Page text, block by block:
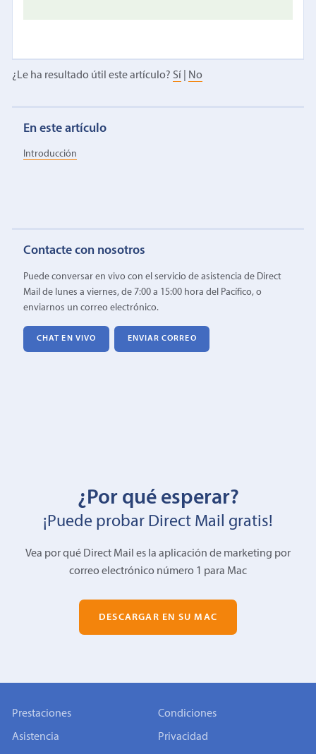
¿Le ha resultado útil este artículo? Sí No
En este artículo
Introducción
Contacte con nosotros
Puede conversar en vivo con el servicio de asistencia de Direct
Mail de lunes a viernes, de 7:00 a 15:00 hora del Pacífico, o
enviarnos un correo electrónico.
CHAT EN VIVO ENVIAR CORREO
¿Por qué esperar?
¡Puede probar Direct Mail gratis!
Vea por qué Direct Mail es la aplicación de marketing por
correo electrónico número 1 para Mac
DESCARGAR EN SU MAC
Prestaciones
Asistencia
Condiciones
Privacidad